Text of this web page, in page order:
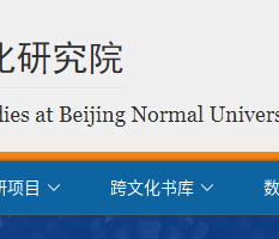
项目  跨文化书库 